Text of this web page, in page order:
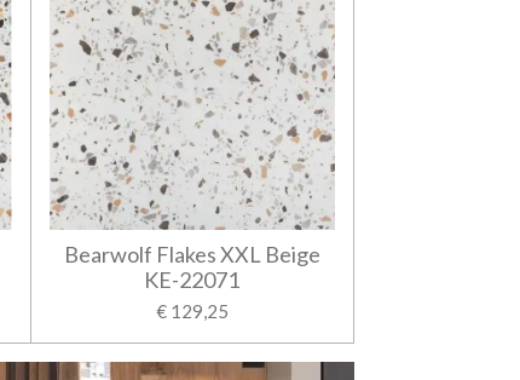
Bearwolf Flakes XXL Beige
KE-22071
€ 129,25